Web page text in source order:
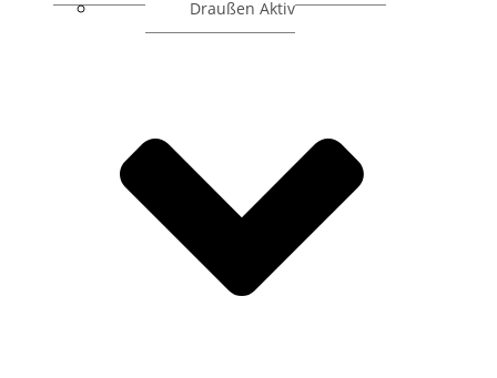
Draußen Aktiv